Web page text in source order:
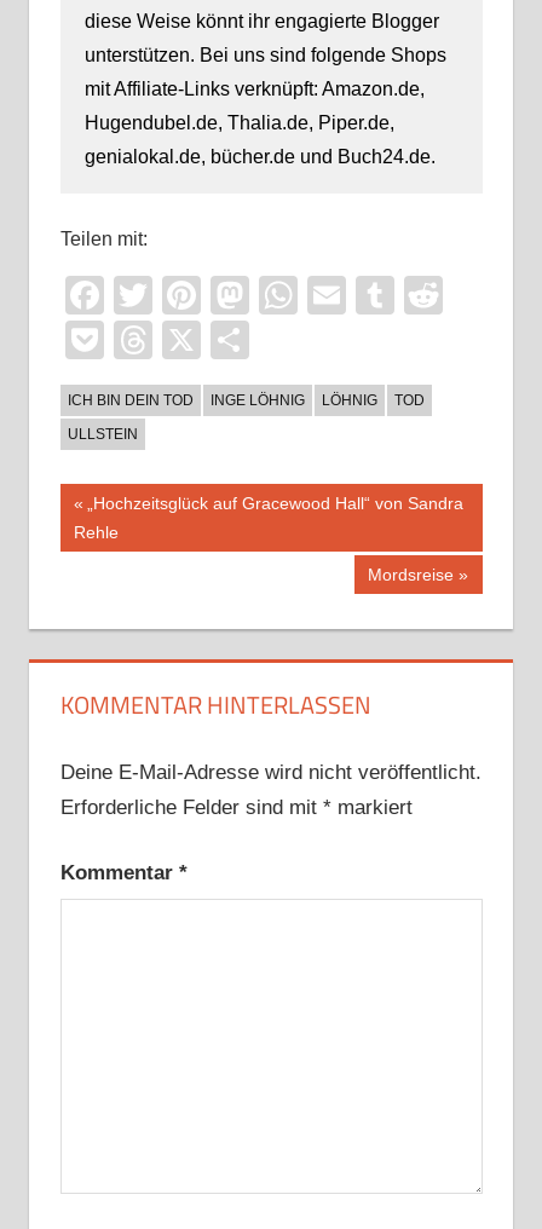
diese Weise könnt ihr engagierte Blogger
unterstützen. Bei uns sind folgende Shops
mit Affiliate-Links verknüpft: Amazon.de,
Hugendubel.de, Thalia.de, Piper.de,
genialokal.de, bücher.de und Buch24.de.
Teilen mit:
Facebook
TwitterPinterest
Mastodon
WhatsApp
EmailTumblr
PocketThreads
X
ICH BIN DEIN TOD INGE LÖHNIG LÖHNIG
TOD
ULLSTEIN
Beitragsnavigation
Vorheriger
Beitrag:
„Hochzeitsglück auf Gracewood Hall“ von Sandra
Rehle
Nächster
Mordsreise
KOMMENTAR HINTERLASSEN
Deine E-Mail-Adresse wird nicht veröffentlicht.
Erforderliche Felder sind mit *markiert
Kommentar *